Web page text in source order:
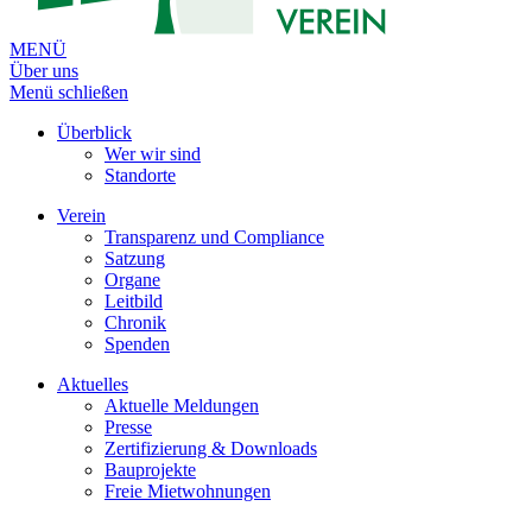
MENÜ
Über uns
Menü schließen
Überblick
Wer wir sind
Standorte
Verein
Transparenz und Compliance
Satzung
Organe
Leitbild
Chronik
Spenden
Aktuelles
Aktuelle Meldungen
Presse
Zertifizierung & Downloads
Bauprojekte
Freie Mietwohnungen